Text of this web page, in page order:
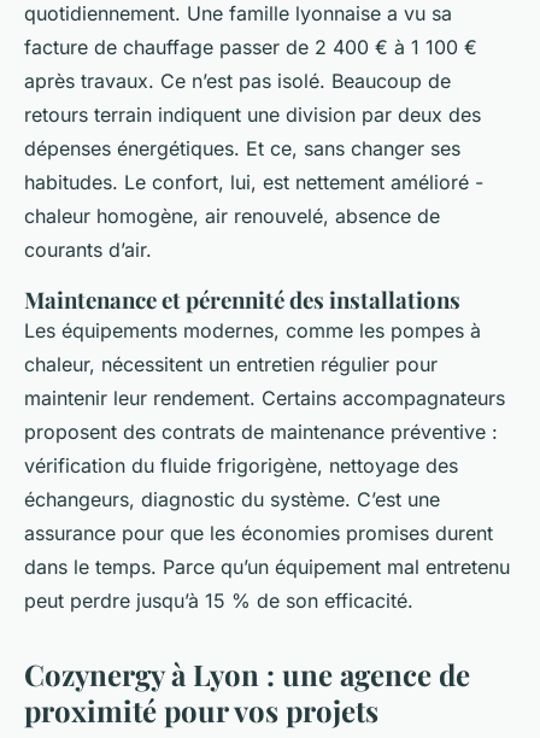
quotidiennement. Une famille lyonnaise a vu sa
facture de chauffage passer de 2 400 € à 1 100 €
après travaux. Ce n’est pas isolé. Beaucoup de
retours terrain indiquent une division par deux des
dépenses énergétiques. Et ce, sans changer ses
habitudes. Le confort, lui, est nettement amélioré -
chaleur homogène, air renouvelé, absence de
courants d’air.
Maintenance et pérennité des installations
Les équipements modernes, comme les pompes à
chaleur, nécessitent un entretien régulier pour
maintenir leur rendement. Certains accompagnateurs
proposent des contrats de maintenance préventive :
vérification du fluide frigorigène, nettoyage des
échangeurs, diagnostic du système. C’est une
assurance pour que les économies promises durent
dans le temps. Parce qu’un équipement mal entretenu
peut perdre jusqu’à 15 % de son efficacité.
Cozynergy à Lyon : une agence de
proximité pour vos projets